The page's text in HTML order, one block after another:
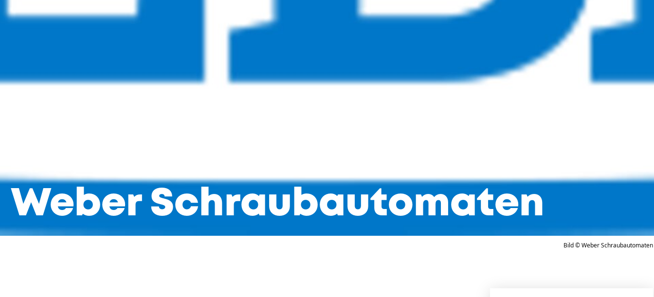
Weber Schraubautomaten
Bild © Weber Schraubautomaten